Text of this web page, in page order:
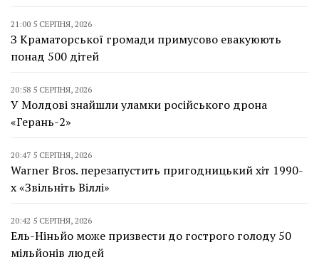
21:00 5 СЕРПНЯ, 2026
З Краматорської громади примусово евакуюють
понад 500 дітей
20:58 5 СЕРПНЯ, 2026
У Молдові знайшли уламки російського дрона
«Герань-2»
20:47 5 СЕРПНЯ, 2026
Warner Bros. перезапустить пригодницький хіт 1990-
х «Звільніть Віллі»
20:42 5 СЕРПНЯ, 2026
Ель-Ніньйо може призвести до гострого голоду 50
мільйонів людей